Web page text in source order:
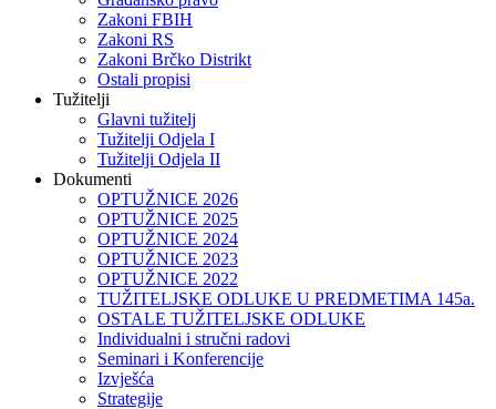
Zakoni FBIH
Zakoni RS
Zakoni Brčko Distrikt
Ostali propisi
Tužitelji
Glavni tužitelj
Tužitelji Odjela I
Tužitelji Odjela II
Dokumenti
OPTUŽNICE 2026
OPTUŽNICE 2025
OPTUŽNICE 2024
OPTUŽNICE 2023
OPTUŽNICE 2022
TUŽITELJSKE ODLUKE U PREDMETIMA 145a.
OSTALE TUŽITELJSKE ODLUKE
Individualni i stručni radovi
Seminari i Konferencije
Izvješća
Strategije